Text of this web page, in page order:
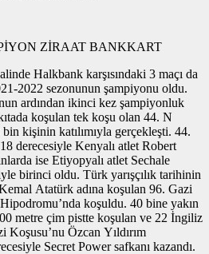
ZİRAAT BANKKART
Halkbank karşısındaki 3 maçı da
2022 sezonunun şampiyonu oldu.
ardından ikinci kez şampiyonluk
koşulan tek koşu olan 44. N
kişinin katılımıyla gerçekleşti. 44.
derecesiyle Kenyalı atlet Robert
ise Etiyopyalı atlet Sechale
birinci oldu. Türk yarışçılık tarihinin
Atatürk adına koşulan 96. Gazi
koşuldu. 40 bine yakın
metre çim pistte koşulan ve 22 İngiliz
Koşusu’nu Özcan Yıldırım
Secret Power safkanı kazandı.